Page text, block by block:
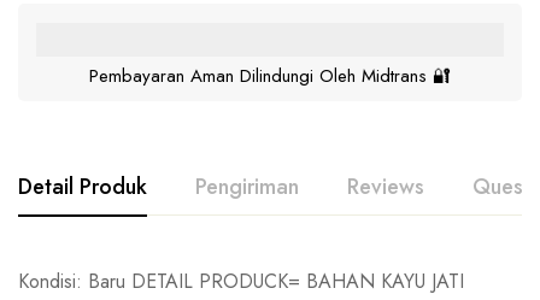
Pembayaran Aman Dilindungi Oleh Midtrans 🔐
Detail Produk Pengiriman Reviews
Kondisi: Baru DETAIL PRODUCK= BAHAN KAYU JATI